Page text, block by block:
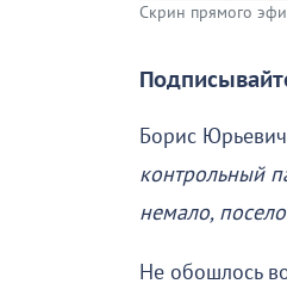
Скрин прямого
Борис
контрольный
немало,
Не обошлось